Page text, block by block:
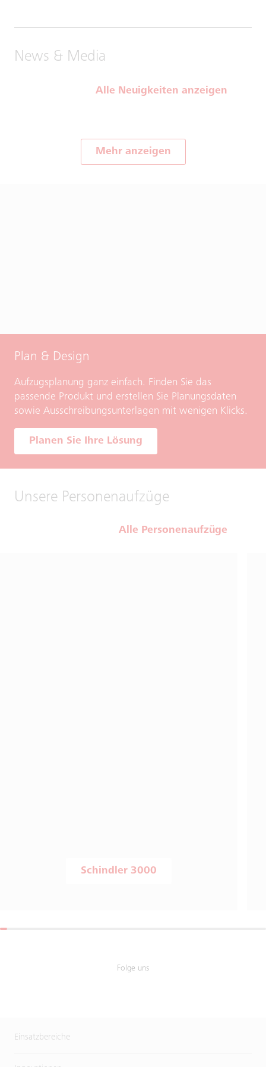
News & Media
Alle Neuigkeiten anzeigen
Mehr anzeigen
Plan & Design
Aufzugsplanung ganz einfach. Finden Sie das
passende Produkt und erstellen Sie Planungsdaten
sowie Ausschreibungsunterlagen mit wenigen Klicks.
Planen Sie Ihre Lösung
Unsere Personenaufzüge
Alle Personenaufzüge
Schindler 3000
Folge uns
Einsatzbereiche